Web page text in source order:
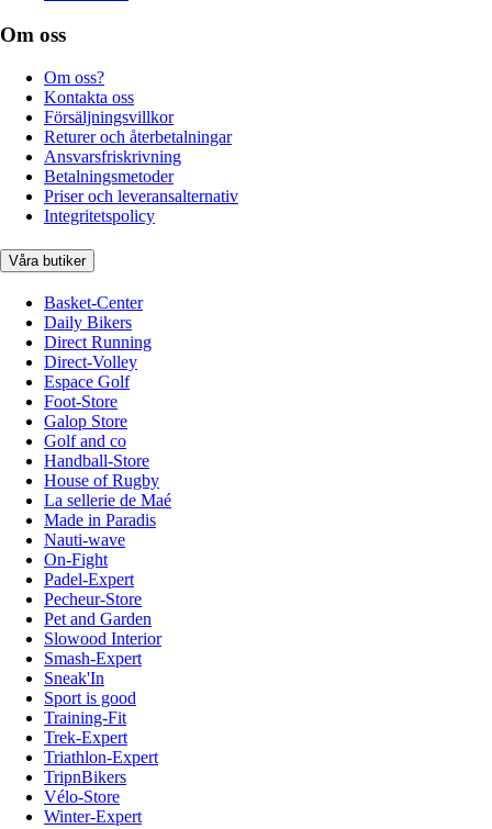
Om oss
Om oss?
Kontakta oss
Försäljningsvillkor
Returer och återbetalningar
Ansvarsfriskrivning
Betalningsmetoder
Priser och leveransalternativ
Integritetspolicy
Våra butiker
Basket-Center
Daily Bikers
Direct Running
Direct-Volley
Espace Golf
Foot-Store
Galop Store
Golf and co
Handball-Store
House of Rugby
La sellerie de Maé
Made in Paradis
Nauti-wave
On-Fight
Padel-Expert
Pecheur-Store
Pet and Garden
Slowood Interior
Smash-Expert
Sneak'In
Sport is good
Training-Fit
Trek-Expert
Triathlon-Expert
TripnBikers
Vélo-Store
Winter-Expert